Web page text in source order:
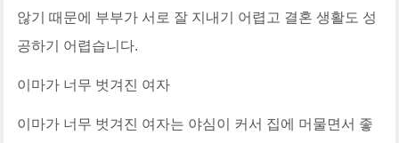
않기 때문에 부부가 서로 잘 지내기 어렵고 결혼 생활도 성
공하기 어렵습니다.
이마가 너무 벗겨진 여자
이마가 너무 벗겨진 여자는 야심이 커서 집에 머물면서 좋